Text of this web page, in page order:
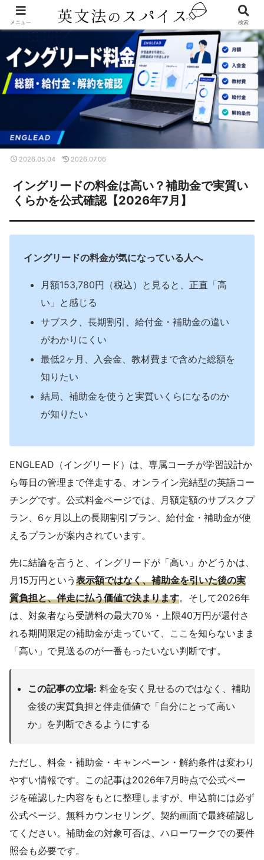
イングリードの料金は高い？補助金で実質い
くらかを公式確認【2026年7月】
2026.05.04 2026.07.06
イングリードの料金が気になっている人へ
月額153,780円（税込）と見ると、正直「高
い」と感じる
サブスク、長期割引、給付金・補助金の違い
がわかりにくい
最低2ヶ月、入会金、教材費まで含めた総額を
知りたい
結局、補助金を使うと実質いくらになるのか
が知りたい
ENGLEAD（イングリード）は、専属コーチが学習設計か
ら毎日の管理まで伴走する、オンライン完結型の英語コー
チングです。公式料金ページでは、月額定額のサブスクプ
ラン、6ヶ月以上の長期割引プラン、給付金・補助金が使
えるプランが案内されています。
先に結論を言うと、イングリードが「高い」かどうかは、
月15万円という 表示額ではなく、補助金を引いた後の実
質負担と、伴走に払う価値で決まります。そして2026年
は、対象者なら受講料の最大70％・上限40万円が還付さ
れる期間限定の補助金が走っていて、ここを知らないまま
「高い」で見送るのが一番もったいない判断です。
この記事の立場: 料金を安く見せるのではなく、補助
金後の実質負担と伴走価値で「自分にとって高い
か」を判断できるようにする
ただし、料金・補助金・キャンペーン・解約条件は変わり
やすい情報です。この記事は2026年7月時点で公式ペー
ジを確認した内容をもとに整理しますが、申込前には必ず
公式ページ、無料カウンセリング、契約画面で最終確認し
てください。補助金の対象可否は、ハローワークでの要件
照会も必要です。
メニュー 検索